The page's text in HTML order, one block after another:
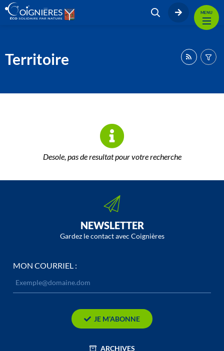
MENU
Territoire
Desole, pas de resultat pour votre recherche
NEWSLETTER
Gardez le contact avec Coignières
MON COURRIEL :
JE M’ABONNE
ARCHIVES